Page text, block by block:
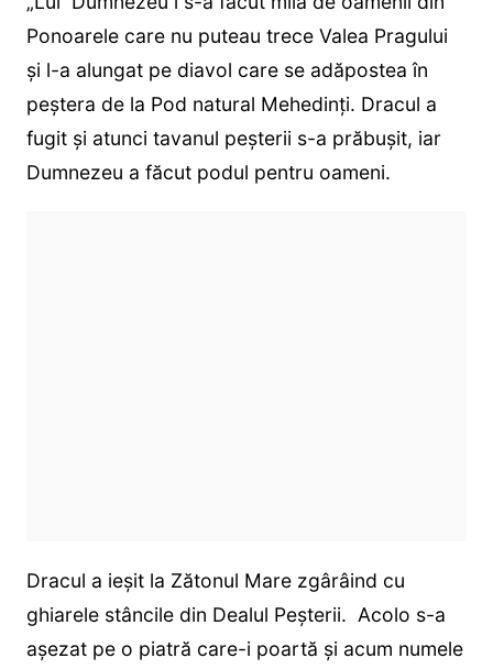
Ponoarele care nu puteau trece Valea Pragului
şi l-a alungat pe diavol care se adăpostea în
peştera de la Pod natural Mehedinți. Dracul a
fugit şi atunci tavanul peşterii s-a prăbuşit, iar
Dumnezeu a făcut podul pentru oameni.
Dracul a ieşit la Zătonul Mare zgârâind cu
ghiarele stâncile din Dealul Peşterii. Acolo s-a
aşezat pe o piatră care-i poartă şi acum numele